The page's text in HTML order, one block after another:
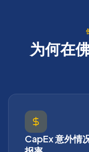
为何在
CapEx 意外情